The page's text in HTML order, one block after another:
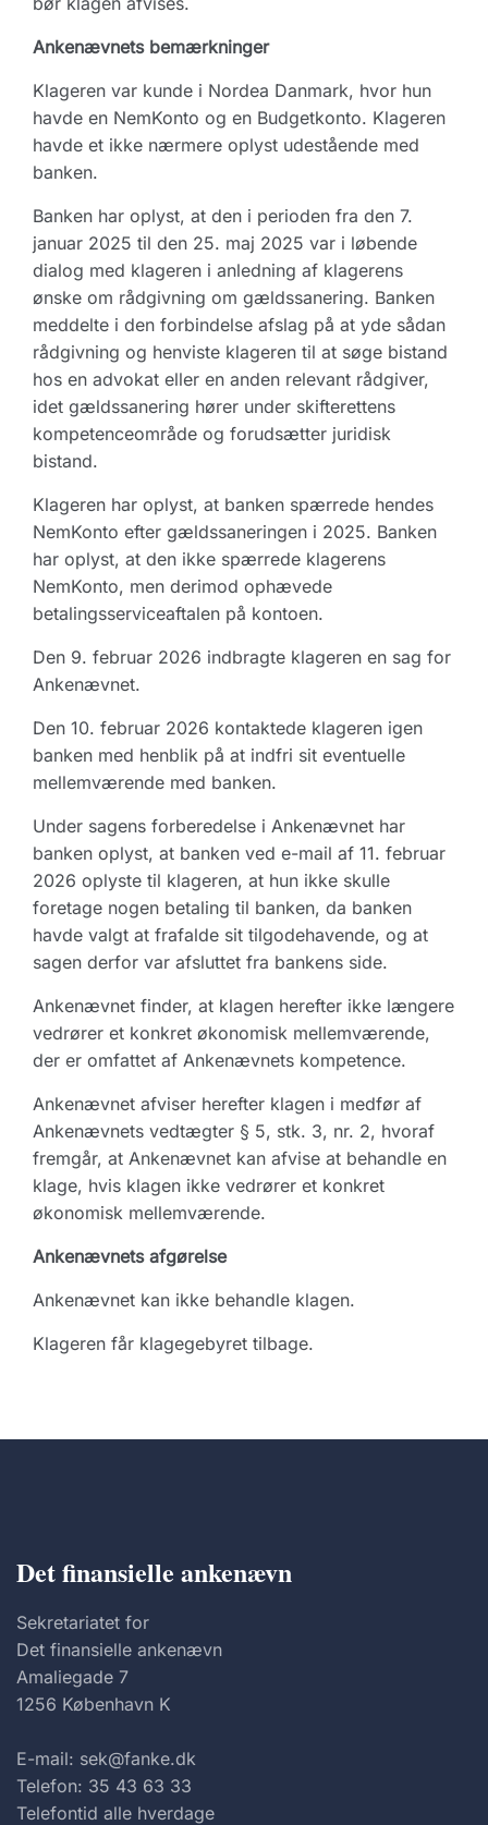
Ankenævnets bemærkninger
Klageren var kunde i Nordea Danmark, hvor hun
havde en NemKonto og en Budgetkonto. Klageren
havde et ikke nærmere oplyst udestående med
banken.
Banken har oplyst, at den i perioden fra den 7.
januar 2025 til den 25. maj 2025 var i løbende
dialog med klageren i anledning af klagerens
ønske om rådgivning om gældssanering. Banken
meddelte i den forbindelse afslag på at yde sådan
rådgivning og henviste klageren til at søge bistand
hos en advokat eller en anden relevant rådgiver,
idet gældssanering hører under skifterettens
kompetenceområde og forudsætter juridisk
bistand.
Klageren har oplyst, at banken spærrede hendes
NemKonto efter gældssaneringen i 2025. Banken
har oplyst, at den ikke spærrede klagerens
NemKonto, men derimod ophævede
betalingsserviceaftalen på kontoen.
Den 9. februar 2026 indbragte klageren en sag for
Ankenævnet.
Den 10. februar 2026 kontaktede klageren igen
banken med henblik på at indfri sit eventuelle
mellemværende med banken.
Under sagens forberedelse i Ankenævnet har
banken oplyst, at banken ved e-mail af 11. februar
2026 oplyste til klageren, at hun ikke skulle
foretage nogen betaling til banken, da banken
havde valgt at frafalde sit tilgodehavende, og at
sagen derfor var afsluttet fra bankens side.
Ankenævnet finder, at klagen herefter ikke længere
vedrører et konkret økonomisk mellemværende,
der er omfattet af Ankenævnets kompetence.
Ankenævnet afviser herefter klagen i medfør af
Ankenævnets vedtægter § 5, stk. 3, nr. 2, hvoraf
fremgår, at Ankenævnet kan afvise at behandle en
klage, hvis klagen ikke vedrører et konkret
økonomisk mellemværende.
Ankenævnets afgørelse
Ankenævnet kan ikke behandle klagen.
Klageren får klagegebyret tilbage.
Det finansielle ankenævn
Sekretariatet for
Det finansielle ankenævn
Amaliegade 7
1256 København K
E-mail: sek@fanke.dk
Telefon: 35 43 63 33
Telefontid alle hverdage